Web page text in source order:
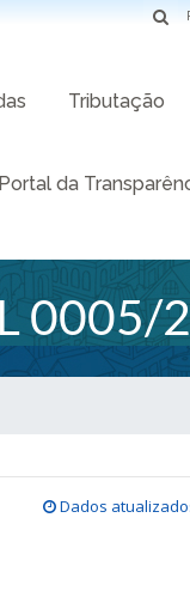
Tributação
Portal da
0005/
Dados